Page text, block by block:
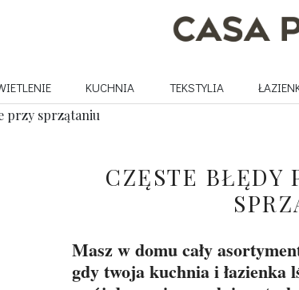
KUCHNIA TEKSTYLIA
CZĘSTE BŁĘDY
Masz w domu cały
gdy twoja kuchnia i łazienka